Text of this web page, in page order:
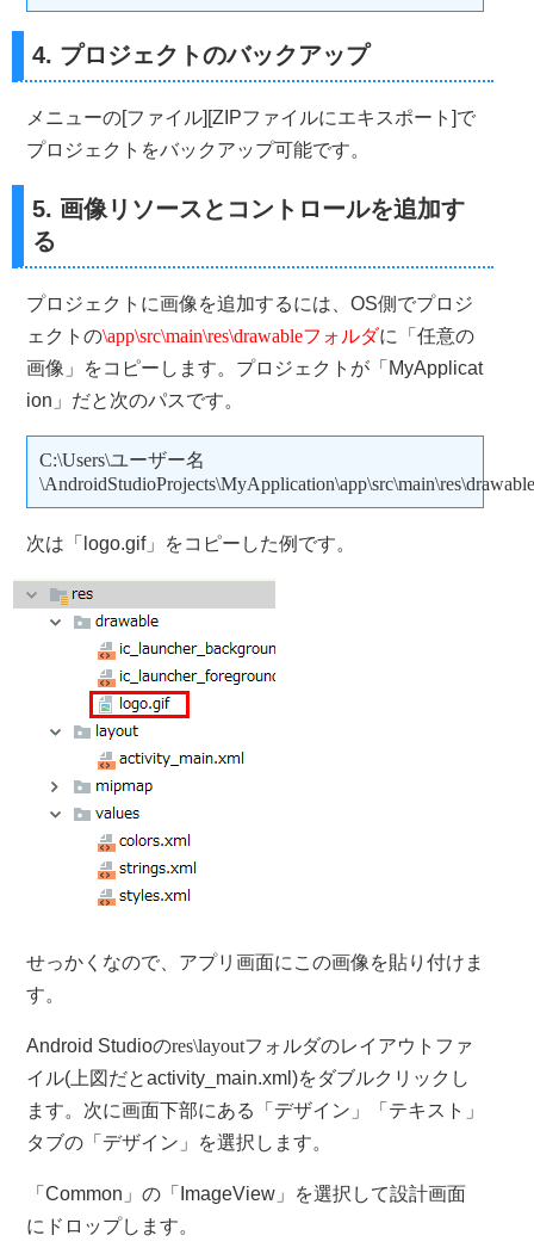
4. プロジェクトのバックアップ
メニューの[ファイル][ZIPファイルにエキスポート]で
プロジェクトをバックアップ可能です。
5. 画像リソースとコントロールを追加す
る
プロジェクトに画像を追加するには、OS側でプロジ
ェクトの\app\src\main\res\drawableフォルダに「任意の
画像」をコピーします。プロジェクトが「MyApplicat
ion」だと次のパスです。
C:\Users\ユーザー名
\AndroidStudioProjects\MyApplication\app\src\main\res\drawable
次は「logo.gif」をコピーした例です。
せっかくなので、アプリ画面にこの画像を貼り付けま
す。
Android Studioのres\layoutフォルダのレイアウトファ
イル(上図だとactivity_main.xml)をダブルクリックし
ます。次に画面下部にある「デザイン」「テキスト」
タブの「デザイン」を選択します。
「Common」の「ImageView」を選択して設計画面
にドロップします。